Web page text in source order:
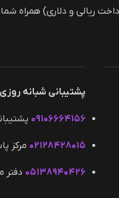
پشتیبانی شبانه روزی
۰۹۱۰۶۶۶۴۱۵۶
۰۲۱۲۸۴۲۸۰۱۵ مرکز
۰۵۱۳۸۹۴۰۴۲۶ دفتر